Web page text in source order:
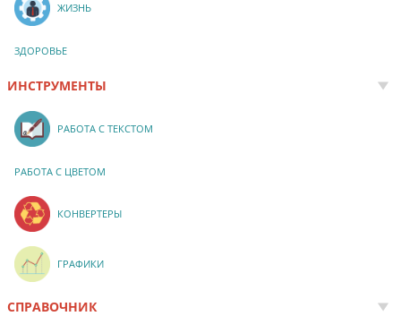
ЖИЗНЬ
ЗДОРОВЬЕ
ИНСТРУМЕНТЫ
РАБОТА С ТЕКСТОМ
РАБОТА С ЦВЕТОМ
КОНВЕРТЕРЫ
ГРАФИКИ
СПРАВОЧНИК